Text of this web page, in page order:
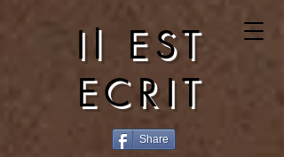
Il EST
ECRIT
Share